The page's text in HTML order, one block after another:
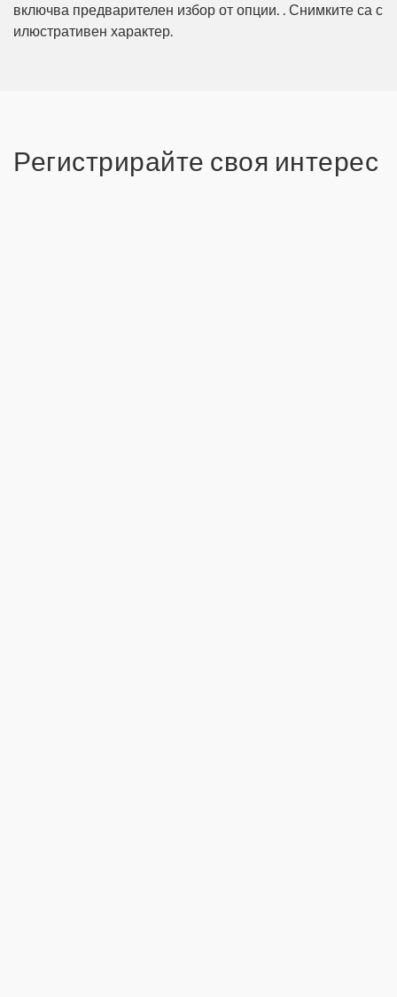
включва предварителен избор от опции. . Снимките са с
илюстративен характер.
Регистрирайте своя интерес